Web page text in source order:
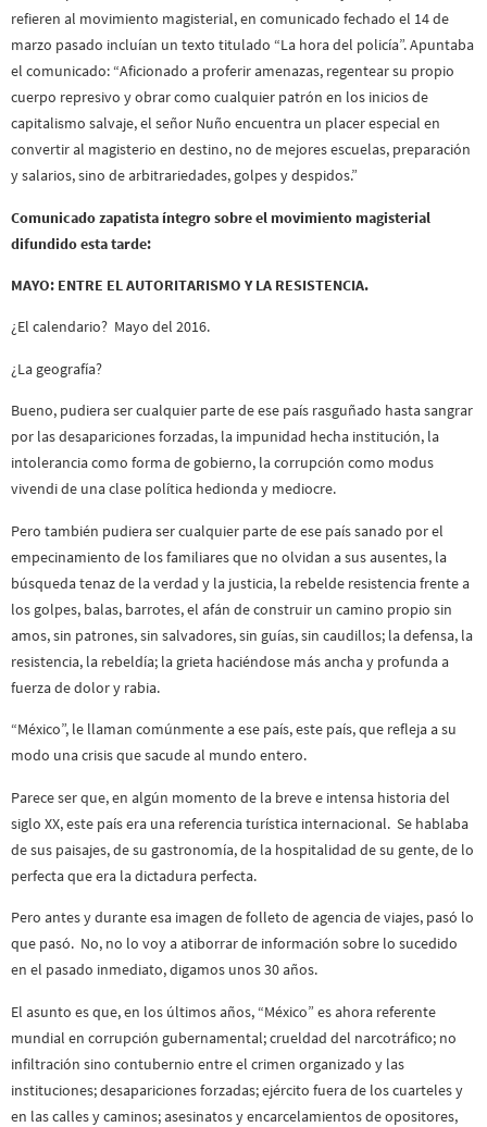
refieren al movimiento magisterial, en comunicado fechado el 14 de
marzo pasado incluían un texto titulado “La hora del policía”. Apuntaba
el comunicado: “Aficionado a proferir amenazas, regentear su propio
cuerpo represivo y obrar como cualquier patrón en los inicios de
capitalismo salvaje, el señor Nuño encuentra un placer especial en
convertir al magisterio en destino, no de mejores escuelas, preparación
y salarios, sino de arbitrariedades, golpes y despidos.”
Comunicado zapatista íntegro sobre el movimiento magisterial
difundido esta tarde:
MAYO: ENTRE EL AUTORITARISMO Y LA RESISTENCIA.
¿El calendario? Mayo del 2016.
¿La geografía?
Bueno, pudiera ser cualquier parte de ese país rasguñado hasta sangrar
por las desapariciones forzadas, la impunidad hecha institución, la
intolerancia como forma de gobierno, la corrupción como modus
vivendi de una clase política hedionda y mediocre.
Pero también pudiera ser cualquier parte de ese país sanado por el
empecinamiento de los familiares que no olvidan a sus ausentes, la
búsqueda tenaz de la verdad y la justicia, la rebelde resistencia frente a
los golpes, balas, barrotes, el afán de construir un camino propio sin
amos, sin patrones, sin salvadores, sin guías, sin caudillos; la defensa, la
resistencia, la rebeldía; la grieta haciéndose más ancha y profunda a
fuerza de dolor y rabia.
“México”, le llaman comúnmente a ese país, este país, que refleja a su
modo una crisis que sacude al mundo entero.
Parece ser que, en algún momento de la breve e intensa historia del
siglo XX, este país era una referencia turística internacional. Se hablaba
de sus paisajes, de su gastronomía, de la hospitalidad de su gente, de lo
perfecta que era la dictadura perfecta.
Pero antes y durante esa imagen de folleto de agencia de viajes, pasó lo
que pasó. No, no lo voy a atiborrar de información sobre lo sucedido
en el pasado inmediato, digamos unos 30 años.
El asunto es que, en los últimos años, “México” es ahora referente
mundial en corrupción gubernamental; crueldad del narcotráfico; no
infiltración sino contubernio entre el crimen organizado y las
instituciones; desapariciones forzadas; ejército fuera de los cuarteles y
en las calles y caminos; asesinatos y encarcelamientos de opositores,